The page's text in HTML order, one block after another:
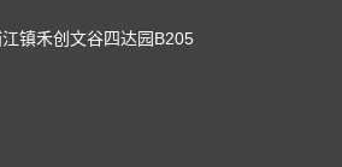
镇禾创文谷四达园B205